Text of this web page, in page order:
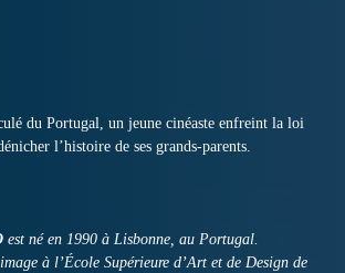
du Portugal, un jeune cinéaste enfreint la loi
l’histoire de ses grands-parents.
est né en 1990 à Lisbonne, au Portugal.
à l’École Supérieure d’Art et de Design de